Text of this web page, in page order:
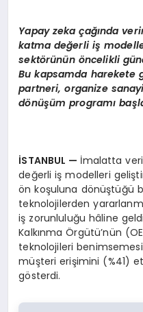
Yapay zeka çağında
katma değerli iş
sektörünün öncelikli
Bu kapsamda harekete
partneri, organize
dönüşüm programı
İSTANBUL — İmalatta
değerli iş modelleri
ön koşuluna dönüştüğü
teknolojilerden
iş zorunluluğu hâline
Kalkınma Örgütü’nün
teknolojileri
müşteri erişimini (%41)
gösterdi.